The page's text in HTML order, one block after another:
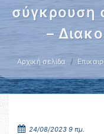
σύγκρουση
–
Αρχική σελίδα
24/08/2023 9 πμ.